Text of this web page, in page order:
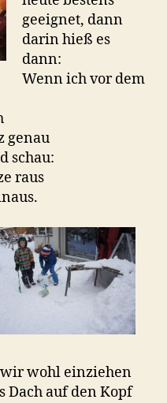
geeignet, dann
darin hieß es
dann:
Wenn ich vor dem
genau
schau:
raus
wohl einziehen
Dach auf den Kopf